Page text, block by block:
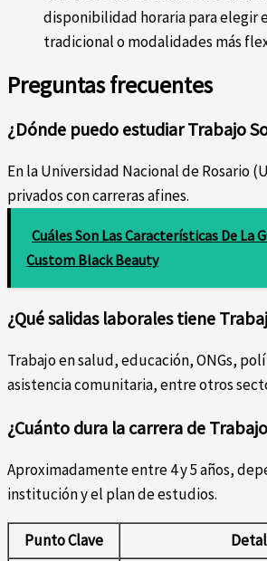
disponibilidad horaria para elegir
tradicional o modalidades más
Preguntas frecuentes
¿Dónde puedo estudiar Trabajo
En la Universidad Nacional de Rosario
privados con carreras afines.
Cuáles Son Las Características De La
Custom Black Beauty
¿Qué salidas laborales tiene
Trabajo en salud, educación, ONGs,
asistencia comunitaria, entre otros
¿Cuánto dura la carrera de
Aproximadamente entre 4 y 5 años,
institución y el plan de estudios.
Punto Clave